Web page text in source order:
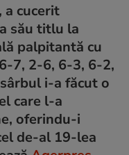
a cucerit
său titlu la
palpitantă cu
7, 2-6, 6-3, 6-2,
i-a făcut o
care l-a
oferindu-i
de-al 19-lea